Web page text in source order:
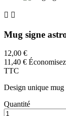
 
Mug signe
12,00 €
11,40 €
TTC
Design unique mug
Quantité